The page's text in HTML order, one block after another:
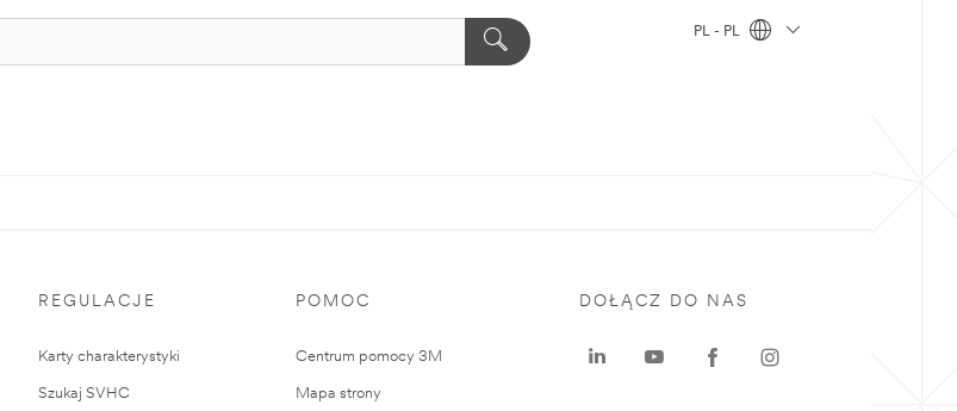
PL - PL
REGULACJE
Karty charakterystyki
Szukaj SVHC
POMOC
Centrum pomocy 3M
Mapa strony
DOŁĄCZ DO NAS